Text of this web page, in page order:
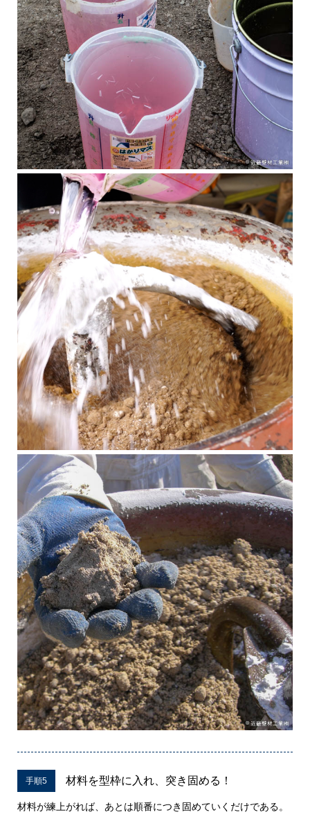
手順5 材料を型枠に入れ、突き固める！
材料が練上がれば、あとは順番につき固めていくだけである。